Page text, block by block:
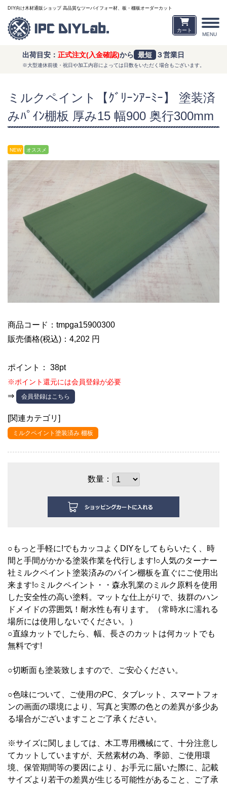
MENU
DIY向け木材通販ショップ 高品質なツーバイフォー材、板・棚板オーダーカット
カート
出荷目安： 正式注文(入金確認)から 最短 ３営業日
※大型連休前後・祝日や加工内容によっては日数をいただく場合もございます。
ミルクペイント【ｸﾞﾘｰﾝｱｰﾐｰ】 塗装済
みﾊﾟｲﾝ棚板 厚み15 幅900 奥行300mm
NEW オススメ
商品コード：tmpga15900300
販売価格(税込)：4,202 円
ポイント： 38pt
※ポイント還元には会員登録が必要
⇒ 会員登録はこちら
[関連カテゴリ]
ミルクペイント塗装済み 棚板
数量：
○もっと手軽に!でもカッコよくDIYをしてもらいたく、時
間と手間がかかる塗装作業を代行します!○人気のターナー
社ミルクペイント塗装済みのパイン棚板を直ぐにご使用出
来ます!○ミルクペイント・・森永乳業のミルク原料を使用
した安全性の高い塗料。マットな仕上がりで、抜群のハン
ドメイドの雰囲気！耐水性も有ります。（常時水に濡れる
場所には使用しないでください。）
○直線カットでしたら、幅、長さのカットは何カットでも
無料です!
○切断面も塗装致しますので、ご安心ください。
○色味について、ご使用のPC、タブレット、スマートフォ
ンの画面の環境により、写真と実際の色との差異が多少あ
る場合がございますことご了承ください。
※サイズに関しましては、木工専用機械にて、十分注意し
てカットしていますが、天然素材の為、季節、ご使用環
境、保管期間等の要因により、お手元に届いた際に、記載
サイズより若干の差異が生じる可能性があること、ご了承